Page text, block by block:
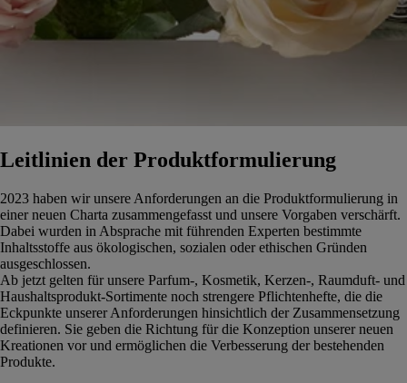
Leitlinien der Produktformulierung
2023 haben wir unsere Anforderungen an die Produktformulierung in
einer neuen Charta zusammengefasst und unsere Vorgaben verschärft.
Dabei wurden in Absprache mit führenden Experten bestimmte
Inhaltsstoffe aus ökologischen, sozialen oder ethischen Gründen
ausgeschlossen.
Ab jetzt gelten für unsere Parfum-, Kosmetik, Kerzen-, Raumduft- und
Haushaltsprodukt-Sortimente noch strengere Pflichtenhefte, die die
Eckpunkte unserer Anforderungen hinsichtlich der Zusammensetzung
definieren. Sie geben die Richtung für die Konzeption unserer neuen
Kreationen vor und ermöglichen die Verbesserung der bestehenden
Produkte.